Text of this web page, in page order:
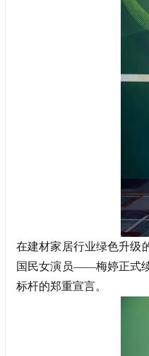
在建材家居行业绿色升级
国民女演员——梅婷正式
标杆的郑重宣言。